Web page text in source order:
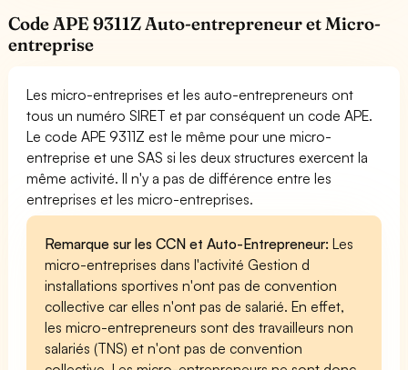
Code APE 9311Z Auto-entrepreneur et Micro-
entreprise
Les micro-entreprises et les auto-entrepreneurs ont
tous un numéro SIRET et par conséquent un code APE.
Le code APE 9311Z est le même pour une micro-
entreprise et une SAS si les deux structures exercent la
même activité. Il n'y a pas de différence entre les
entreprises et les micro-entreprises.
Remarque sur les CCN et Auto-Entrepreneur: Les
micro-entreprises dans l'activité Gestion d
installations sportives n'ont pas de convention
collective car elles n'ont pas de salarié. En effet,
les micro-entrepreneurs sont des travailleurs non
salariés (TNS) et n'ont pas de convention